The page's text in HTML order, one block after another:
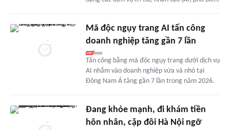
Mã độc ngụy trang AI tấn công
doanh nghiệp tăng gần 7 lần
Tấn công bằng mã độc ngụy trang dưới dịch vụ
AI nhắm vào doanh nghiệp vừa và nhỏ tại
Đông Nam Á tăng gần 7 lần trong năm 2026.
Đang khỏe mạnh, đi khám tiền
hôn nhân, cặp đôi Hà Nội ngỡ